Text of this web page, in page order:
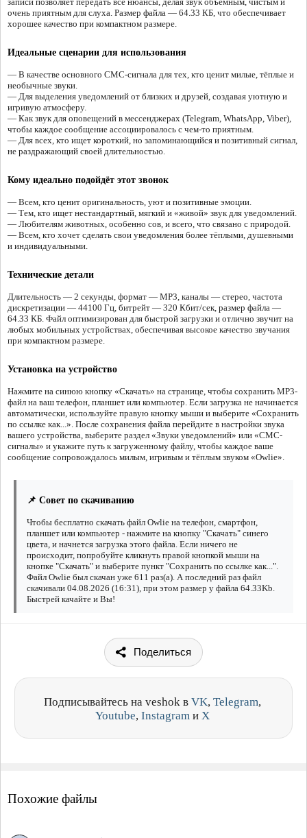
очень приятным для слуха. Размер файла — 64.33 КБ, что обеспечивает
хорошее качество при компактном размере.
Идеальные сценарии для использования
— В качестве основного СМС-сигнала для тех, кто ценит милые, тёплые и
необычные звуки.
— Для выделения уведомлений от близких и друзей, создавая уютную и
игривую атмосферу.
— Как звук для оповещений в мессенджерах (Telegram, WhatsApp, Viber),
чтобы каждое сообщение ассоциировалось с чем-то приятным.
— Для всех, кто ищет короткий, но запоминающийся и позитивный сигнал,
не раздражающий своей длительностью.
Кому идеально подойдёт этот звонок
— Всем, кто ценит оригинальность, уют и позитивные эмоции.
— Тем, кто ищет нестандартный, мягкий и «живой» звук для уведомлений.
— Любителям животных, особенно сов, и всего, что связано с природой.
— Всем, кто хочет сделать свои уведомления более тёплыми, душевными
и индивидуальными.
Технические детали
Длительность — 2 секунды, формат — MP3, каналы — стерео, частота
дискретизации — 44100 Гц, битрейт — 320 Кбит/сек, размер файла —
64.33 КБ. Файл оптимизирован для быстрой загрузки и отлично звучит на
любых мобильных устройствах, обеспечивая высокое качество звучания
при компактном размере.
Установка на устройство
Нажмите на синюю кнопку «Скачать» на странице, чтобы сохранить MP3-
файл на ваш телефон, планшет или компьютер. Если загрузка не начинается
автоматически, используйте правую кнопку мыши и выберите «Сохранить
по ссылке как...». После сохранения файла перейдите в настройки звука
вашего устройства, выберите раздел «Звуки уведомлений» или «СМС-
сигналы» и укажите путь к загруженному файлу, чтобы каждое ваше
сообщение сопровождалось милым, игривым и тёплым звуком «Owlie».
📌 Совет по скачиванию
Чтобы бесплатно скачать файл Owlie на телефон, смартфон,
планшет или компьютер - нажмите на кнопку "Скачать" синего
цвета, и начнется загрузка этого файла. Если ничего не
происходит, попробуйте кликнуть правой кнопкой мыши на
кнопке "Скачать" и выберите пункт "Сохранить по ссылке как...".
Файл Owlie был скачан уже 611 раз(а). А последний раз файл
скачивали 04.08.2026 (16:31), при этом размер у файла 64.33Kb.
Быстрей качайте и Вы!
Поделиться
Подписывайтесь на veshok в VK, Telegram,
Youtube, Instagram и X
Похожие файлы